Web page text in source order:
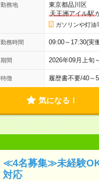
勤務地
東京都品川区
天王洲アイル駅
ガソリンや灯
勤務時間 09:00～17:30(実
期間 2026年09月上
特徴 履歴書不要/40～
気になる！
≪4名募集≫未経験OK
対応